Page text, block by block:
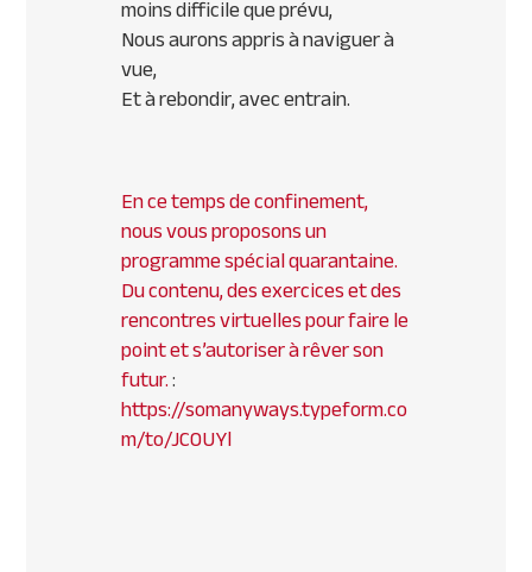
moins difficile que prévu,
Nous aurons appris à naviguer à
vue,
Et à rebondir, avec entrain.
En ce temps de confinement,
nous vous proposons un
programme spécial quarantaine.
Du contenu, des exercices et des
rencontres virtuelles pour faire le
point et s’autoriser à rêver son
futur.:
https://somanyways.typeform.co
m/to/JC0UYl